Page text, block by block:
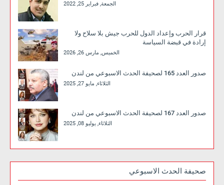
الجمعة, فبراير 25, 2022
قرار الحرب وإعداد الدول للحرب جيش بلا سلاح ولا
إرادة في قبضة السياسة
الخميس, مارس 26, 2026
صدور العدد 165 لصحيفة الحدث الاسبوعي من لندن
الثلاثاء, مايو 27, 2025
صدور العدد 167 لصحيفة الحدث الاسبوعي من لندن
الثلاثاء, يوليو 08, 2025
صحيفة الحدث الاسبوعي